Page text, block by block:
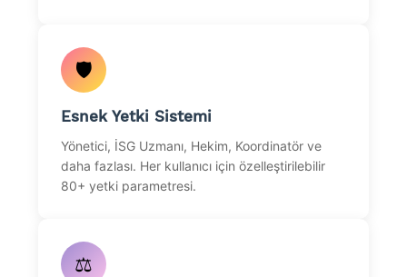
🛡
Esnek Yetki Sistemi
Yönetici, İSG Uzmanı, Hekim, Koordinatör ve
daha fazlası. Her kullanıcı için özelleştirilebilir
80+ yetki parametresi.
⚖